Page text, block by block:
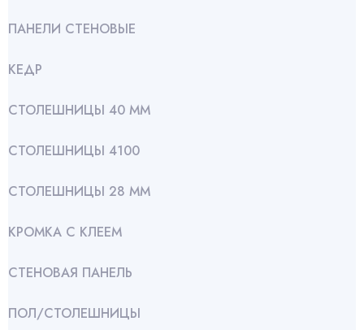
ПАНЕЛИ СТЕНОВЫЕ
КЕДР
СТОЛЕШНИЦЫ 40 ММ
СТОЛЕШНИЦЫ 4100
СТОЛЕШНИЦЫ 28 ММ
КРОМКА С КЛЕЕМ
СТЕНОВАЯ ПАНЕЛЬ
ПОЛ/СТОЛЕШНИЦЫ